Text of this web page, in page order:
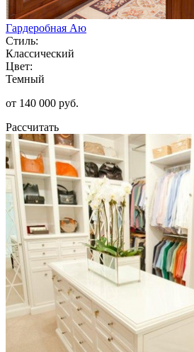
Гардеробная Аю
Стиль:
Классический
Цвет:
Темный
от 140 000 руб.
Рассчитать